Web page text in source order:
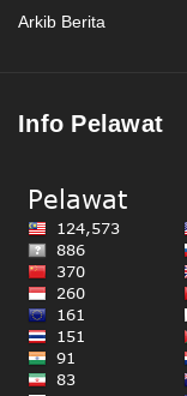
Arkib Berita
Info Pelawat